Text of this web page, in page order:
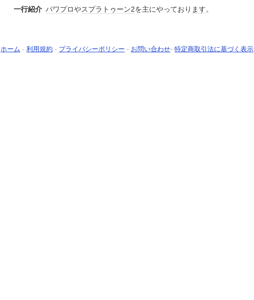
一行紹介 パワプロやスプラトゥーン2を主にやっており ます。
ホーム - 利用規約 - プライバシーポリシー - お問い合わせ- 特定商取引法に基づく表示